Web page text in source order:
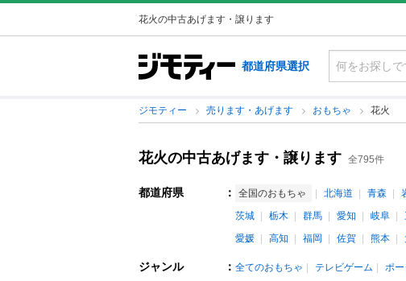
花火の中古あげます・譲ります
都道府県選択
ジモティー 売ります・あげます おもちゃ 花火
花火の中古あげます・譲ります 全795件
都道府県 ： 全国のおもちゃ 北海道 青森
茨城
栃木 群馬 愛知 岐阜
愛媛
高知 福岡 佐賀 熊本
ジャンル ： 全てのおもちゃ テレビゲーム ポ